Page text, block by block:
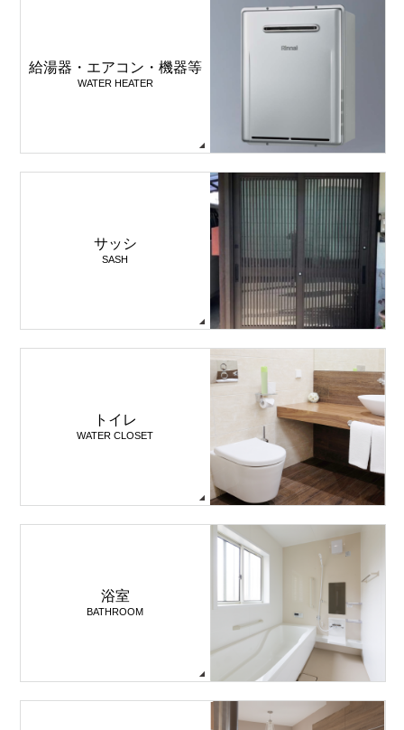
給湯器・エアコン・機器等
WATER HEATER
サッシ
SASH
トイレ
WATER CLOSET
浴室
BATHROOM